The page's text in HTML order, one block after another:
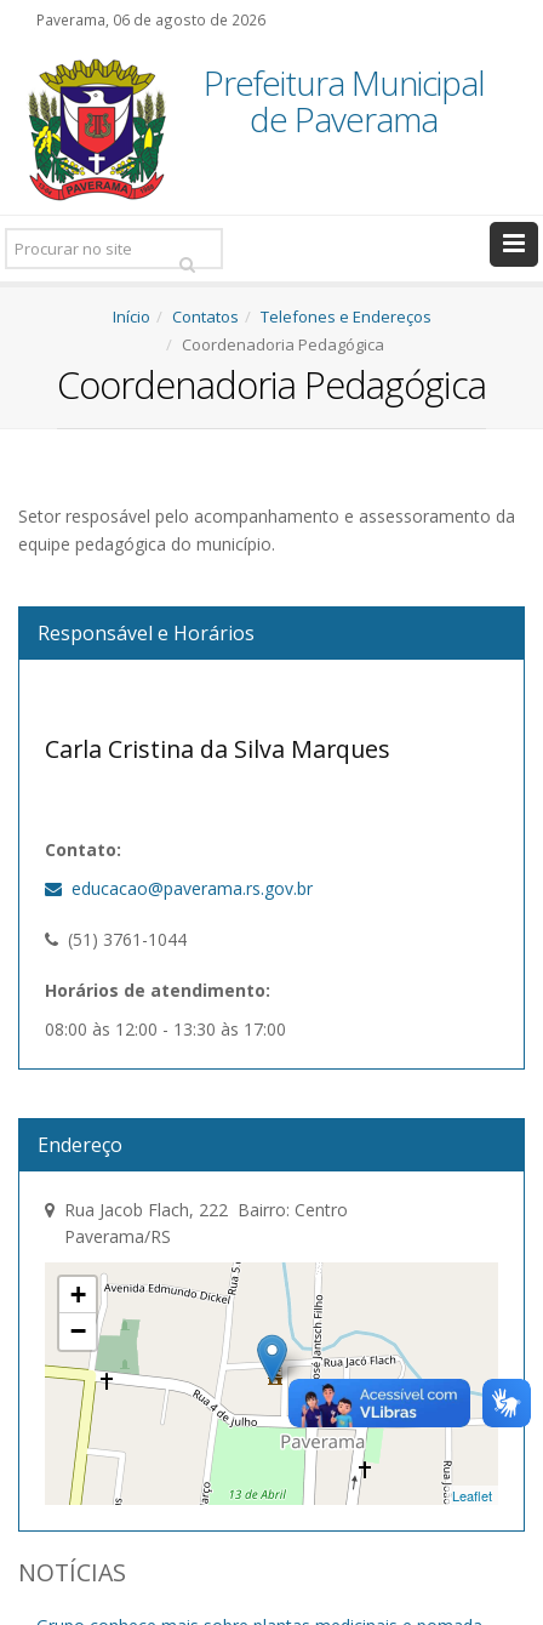
Paverama, 06 de agosto de 2026
Prefeitura Municipal
de Paverama
Pesquisar:
Início Contatos
Telefones e Endereços
Coordenadoria Pedagógica
Coordenadoria Pedagógica
Setor resposável pelo acompanhamento e assessoramento da
equipe pedagógica do município.
Responsável e Horários
Carla Cristina da Silva Marques
Contato:
educacao@paverama.rs.gov.br
(51) 3761-1044
Horários de atendimento:
08:00 às 12:00 - 13:30 às 17:00
Endereço
Rua Jacob Flach, 222 Bairro: Centro
Paverama/RS
+
−
Leaflet
NOTÍCIAS